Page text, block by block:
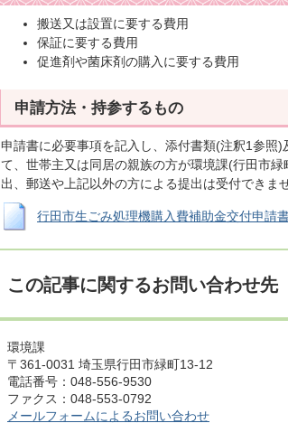
搬送又は設置に要する費用
保証に要する費用
促進剤や菌床剤の購入に要する費用
申請方法・持参するもの
申請書に必要事項を記入し、添付書類(注釈1参照
て、世帯主又は同居の親族の方が環境課(行田市
出、郵送や上記以外の方による提出は受付できま
行田市生ごみ処理機購入費補助金交付申請
この記事に関するお問い合わせ先
環境課
〒361-0031 埼玉県行田市緑町13-12
電話番号：048-556-9530
ファクス：048-553-0792
メールフォームによるお問い合わせ